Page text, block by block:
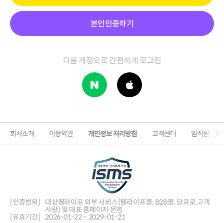
본인인증하기
다음 계정으로 간편하게 로그인
회사소개 이용약관 개인정보 처리방침 고객센터 임직원인증
[인증범위] 대상웰라이프 외부 서비스(웰라이프몰, B2B몰, 당프로,고객
사랑) 및 대표 홈페이지 운영
[유효기간]
2026-01-22 ~ 2029-01-21